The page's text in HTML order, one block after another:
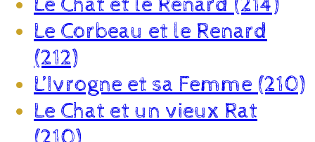
Le Corbeau et le Renard
(212)
L’Ivrogne et sa Femme (210)
Le Chat et un vieux Rat